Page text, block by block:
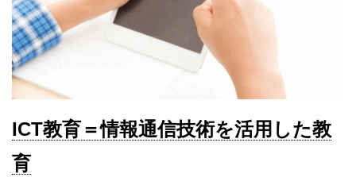
ICT教育＝情報通信技術を活用した教
育